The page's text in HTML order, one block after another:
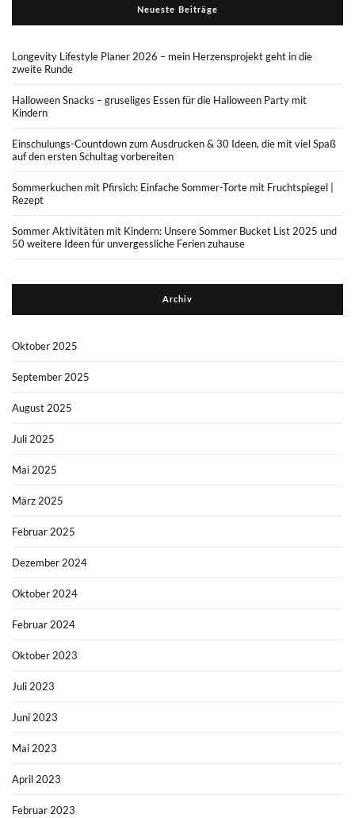
Neueste Beiträge
Longevity Lifestyle Planer 2026 – mein Herzensprojekt geht in die
zweite Runde
Halloween Snacks – gruseliges Essen für die Halloween Party mit
Kindern
Einschulungs-Countdown zum Ausdrucken & 30 Ideen, die mit viel Spaß
auf den ersten Schultag vorbereiten
Sommerkuchen mit Pfirsich: Einfache Sommer-Torte mit Fruchtspiegel |
Rezept
Sommer Aktivitäten mit Kindern: Unsere Sommer Bucket List 2025 und
50 weitere Ideen für unvergessliche Ferien zuhause
Archiv
Oktober 2025
September 2025
August 2025
Juli 2025
Mai 2025
März 2025
Februar 2025
Dezember 2024
Oktober 2024
Februar 2024
Oktober 2023
Juli 2023
Juni 2023
Mai 2023
April 2023
Februar 2023